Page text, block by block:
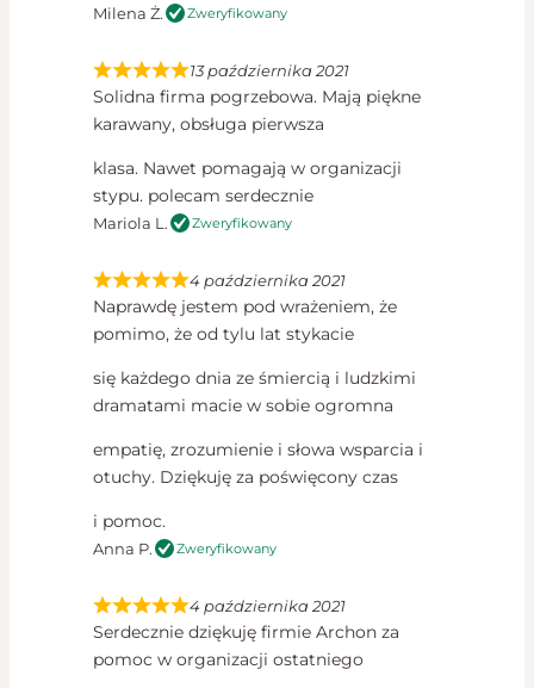
Milena Ż. Zweryfikowany
13 października 2021
Solidna firma pogrzebowa. Mają piękne
karawany, obsługa pierwsza
klasa. Nawet pomagają w organizacji
stypu. polecam serdecznie
Mariola L. Zweryfikowany
4 października 2021
Naprawdę jestem pod wrażeniem, że
pomimo, że od tylu lat stykacie
się każdego dnia ze śmiercią i ludzkimi
dramatami macie w sobie ogromna
empatię, zrozumienie i słowa wsparcia i
otuchy. Dziękuję za poświęcony czas
i pomoc.
Anna P. Zweryfikowany
4 października 2021
Serdecznie dziękuję firmie Archon za
pomoc w organizacji ostatniego